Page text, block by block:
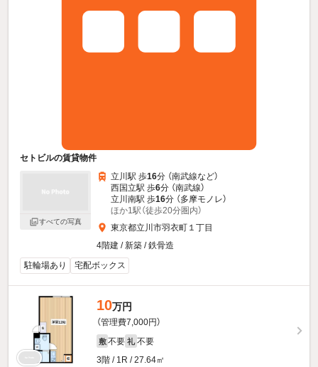
セトビルの賃貸物件
すべての写真
立川駅 歩16分 （南武線など）
西国立駅 歩6分 （南武線）
立川南駅 歩16分 （多摩モノレ）
ほか1駅（徒歩20分圏内）
東京都立川市羽衣町１丁目
4階建 / 新築 / 鉄骨造
駐輪場あり
宅配ボックス
10万円
（管理費7,000円）
敷 不要 礼 不要
3階 / 1R / 27.64㎡